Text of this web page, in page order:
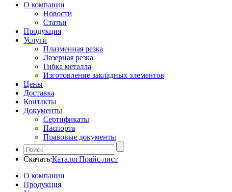
О компании
Новости
Статьи
Продукция
Услуги
Плазменная резка
Лазерная резка
Гибка металла
Изготовление закладных элементов
Цены
Доставка
Контакты
Документы
Сертификаты
Паспорта
Правовые документы
Скачать:КаталогПрайс-лист
О компании
Продукция